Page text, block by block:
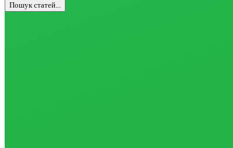
Пошук статей...